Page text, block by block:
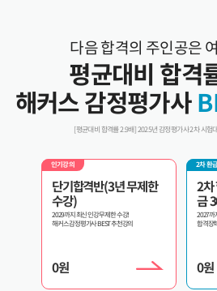
다음 합격의 주인공은
평균대비 합격
해커스 감정평가사
[평균대비 합격률 2.9배] 2025년 감정평가사 2차 시험
2차 환급반
2차 합격패스(합격장학
금 300만원)
2027까지 최종합격시
합격장학금 300만원 지급! 수강기간 최대 2년!
0원
인기강
2차
내가 원
0원